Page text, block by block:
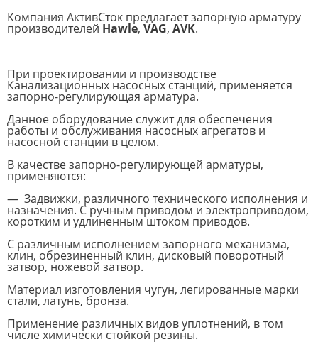
Компания АктивСток предлагает запорную арматуру
производителей Hawle, VAG, AVK.
При проектировании и производстве
Канализационных насосных станций, применяется
запорно-регулирующая арматура.
Данное оборудование служит для обеспечения
работы и обслуживания насосных агрегатов и
насосной станции в целом.
В качестве запорно-регулирующей арматуры,
применяются:
— Задвижки, различного технического исполнения и
назначения. С ручным приводом и электроприводом,
коротким и удлиненным штоком приводов.
С различным исполнением запорного механизма,
клин, обрезиненный клин, дисковый поворотный
затвор, ножевой затвор.
Материал изготовления чугун, легированные марки
стали, латунь, бронза.
Применение различных видов уплотнений, в том
числе химически стойкой резины.